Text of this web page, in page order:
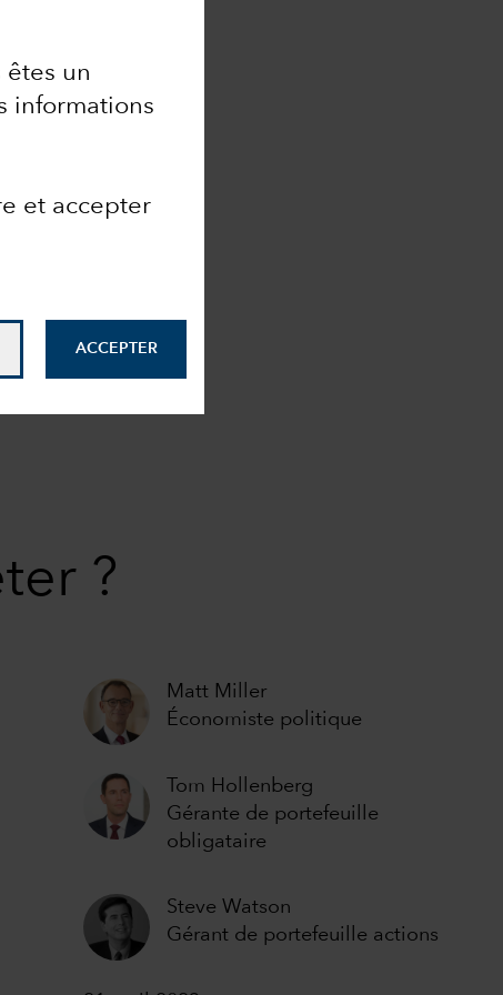
êtes un
informations
et accepter
ACCEPTER
?
Matt Miller
Économiste politique
Tom Hollenberg
Gérante de portefeuille
obligataire
Steve Watson
Gérant de portefeuille actions